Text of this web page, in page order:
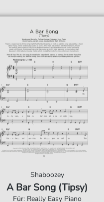
Shaboozey
A Bar Song (Tipsy)
Für: Really Easy Piano